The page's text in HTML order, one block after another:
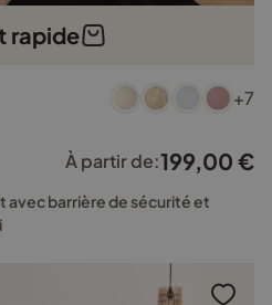
rapide
+7
À partir de:199,00 €
avec barrière de sécurité et